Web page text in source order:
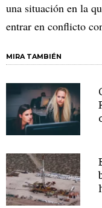
una situación en la
entrar en conflicto
MIRA TAMBIÉN